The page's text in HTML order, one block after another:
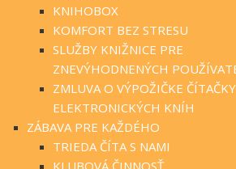
KNIHOBOX
KOMFORT BEZ STRESU
SLUŽBY KNIŽNICE PRE
ZNEVÝHODNENÝCH
ZMLUVA O VÝPOŽIČKE ČÍTAČKY
ELEKTRONICKÝCH KNÍH
ZÁBAVA PRE KAŽDÉHO
TRIEDA ČÍTA S NAMI
KLUBOVÁ ČINNOSŤ